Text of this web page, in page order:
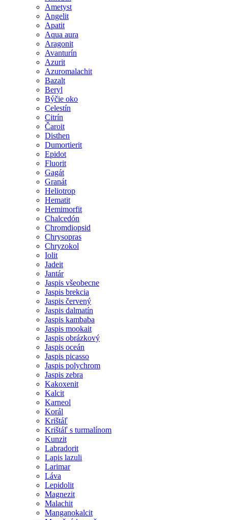
Ametyst
Angelit
Apatit
Aqua aura
Aragonit
Avanturín
Azurit
Azuromalachit
Bazalt
Beryl
Býčie oko
Celestín
Citrín
Čaroit
Disthen
Dumortierit
Epidot
Fluorit
Gagát
Granát
Heliotrop
Hematit
Hemimorfit
Chalcedón
Chromdiopsid
Chrysopras
Chryzokol
Iolit
Jadeit
Jantár
Jaspis všeobecne
Jaspis brekcia
Jaspis červený
Jaspis dalmatín
Jaspis kambaba
Jaspis mookait
Jaspis obrázkový
Jaspis oceán
Jaspis picasso
Jaspis polychrom
Jaspis zebra
Kakoxenit
Kalcit
Karneol
Korál
Krištáľ
Krištáľ s turmalínom
Kunzit
Labradorit
Lapis lazuli
Larimar
Láva
Lepidolit
Magnezit
Malachit
Manganokalcit